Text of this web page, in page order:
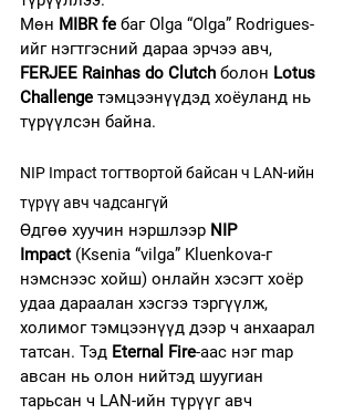
Мөн MIBR fe баг Olga “Olga” Rodrigues-
ийг нэгтгэсний дараа эрчээ авч,
FERJEE Rainhas do Clutch болон Lotus
Challenge тэмцээнүүдэд хоёуланд нь
түрүүлсэн байна.
NIP Impact тогтвортой байсан ч LAN-ийн
түрүү авч чадсангүй
Өдгөө хуучин нэршлээр NIP
Impact (Ksenia “vilga” Kluenkova-г
нэмснээс хойш) онлайн хэсэгт хоёр
удаа дараалан хэсгээ тэргүүлж,
холимог тэмцээнүүд дээр ч анхаарал
татсан. Тэд Eternal Fire-аас нэг map
авсан нь олон нийтэд шуугиан
тарьсан ч LAN-ийн түрүүг авч